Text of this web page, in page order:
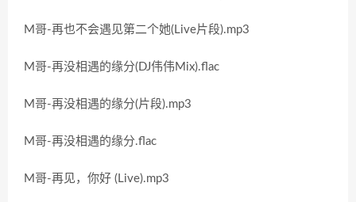
M哥-再也不会遇见第二个她(Live片段).mp3
M哥-再没相遇的缘分(DJ伟伟Mix).flac
M哥-再没相遇的缘分(片段).mp3
M哥-再没相遇的缘分.flac
M哥-再见，你好 (Live).mp3